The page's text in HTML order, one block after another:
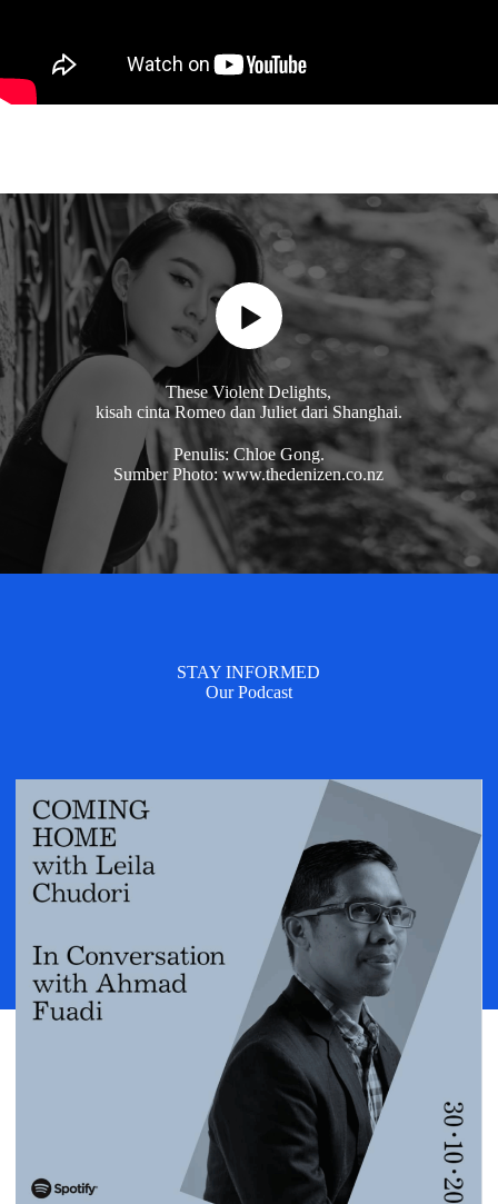
These Violent Delights,
kisah cinta Romeo dan Juliet dari Shanghai.
Penulis: Chloe Gong.
Sumber Photo: www.thedenizen.co.nz
STAY INFORMED
Our Podcast